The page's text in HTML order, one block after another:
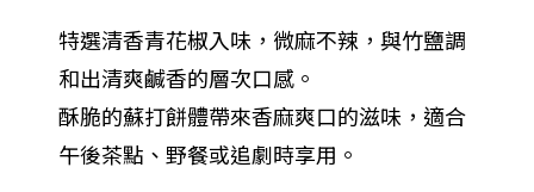
特選清香青花椒入味，微麻不辣，與竹鹽調
和出清爽鹹香的層次口感。
酥脆的蘇打餅體帶來香麻爽口的滋味，適合
午後茶點、野餐或追劇時享用。